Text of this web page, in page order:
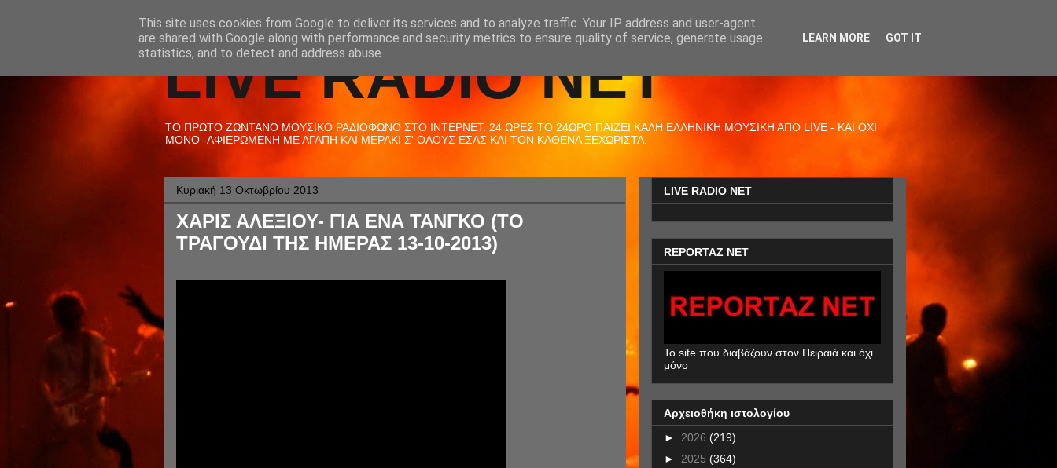
LIVE RADIO NET
ΤΟ ΠΡΩΤΟ ΖΩΝΤΑΝΟ ΜΟΥΣΙΚΟ ΡΑΔΙΟΦΩΝΟ ΣΤΟ ΙΝΤΕΡΝΕΤ. 24 ΩΡΕΣ ΤΟ 24ΩΡΟ ΠΑΙΖΕΙ ΚΑΛΗ ΕΛΛΗΝΙΚΗ ΜΟΥΣΙΚΗ ΑΠΟ LIVE - ΚΑΙ ΟΧΙ
ΜΟΝΟ -ΑΦΙΕΡΩΜΕΝΗ ΜΕ ΑΓΑΠΗ ΚΑΙ ΜΕΡΑΚΙ Σ' ΟΛΟΥΣ ΕΣΑΣ ΚΑΙ ΤΟΝ ΚΑΘΕΝΑ ΞΕΧΩΡΙΣΤΑ.
Κυριακή 13 Οκτωβρίου 2013
ΧΑΡΙΣ ΑΛΕΞΙΟΥ- ΓΙΑ ΕΝΑ ΤΑΝΓΚΟ (ΤΟ
ΤΡΑΓΟΥΔΙ ΤΗΣ ΗΜΕΡΑΣ 13-10-2013)
LIVE RADIO NET
REPORTAZ NET
To site που διαβάζουν στον Πειραιά και όχι
μόνο
Αρχειοθήκη ιστολογίου
► 2026 (219)
► 2025 (364)
This site uses cookies from Google to deliver its services and to analyze traffic. Your IP address and user-agent
are shared with Google along with performance and security metrics to ensure quality of service, generate usage
statistics, and to detect and address abuse.
LEARN MORE GOT IT